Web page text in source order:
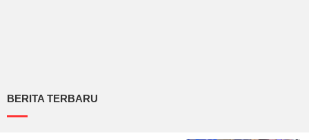
BERITA TERBARU